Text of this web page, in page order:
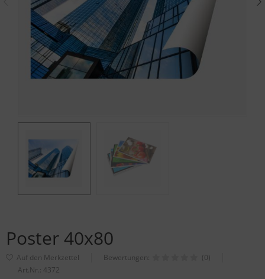
Poster 40x80
Bewertungen:
(0)
Art.Nr.: 4372